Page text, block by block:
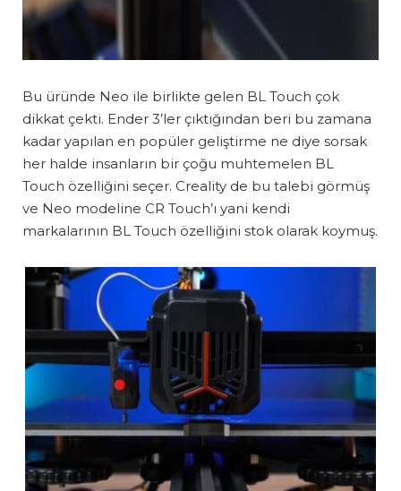
Bu üründe Neo ile birlikte gelen BL Touch çok
dikkat çekti. Ender 3’ler çıktığından beri bu zamana
kadar yapılan en popüler geliştirme ne diye sorsak
her halde insanların bir çoğu muhtemelen BL
Touch özelliğini seçer. Creality de bu talebi görmüş
ve Neo modeline CR Touch’ı yani kendi
markalarının BL Touch özelliğini stok olarak koymuş.